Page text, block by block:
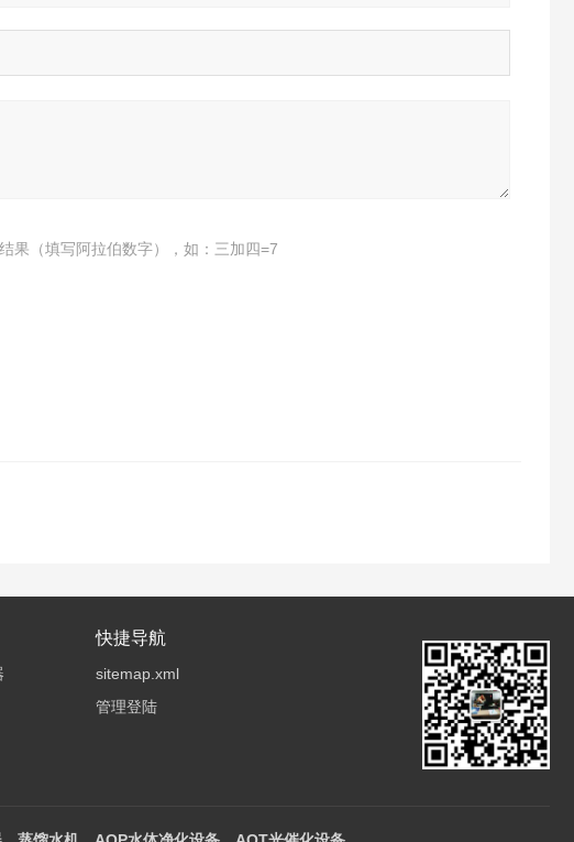
果（填写阿拉伯数字），如：三加四=7
快捷导航
sitemap.xml
管理登陆